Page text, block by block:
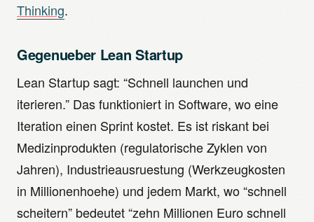
Thinking.
Gegenueber Lean Startup
Lean Startup sagt: “Schnell launchen und
iterieren.” Das funktioniert in Software, wo eine
Iteration einen Sprint kostet. Es ist riskant bei
Medizinprodukten (regulatorische Zyklen von
Jahren), Industrieausruestung (Werkzeugkosten
in Millionenhoehe) und jedem Markt, wo “schnell
scheitern” bedeutet “zehn Millionen Euro schnell